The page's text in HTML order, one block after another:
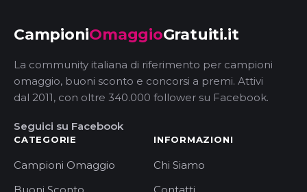
CampioniOmaggioGratuiti.it
La community italiana di riferimento per campioni
omaggio, buoni sconto e concorsi a premi. Attivi
dal 2011, con oltre 340.000 follower su Facebook.
Seguici su Facebook
CATEGORIE
Campioni Omaggio
INFORMAZIONI
Chi Siamo